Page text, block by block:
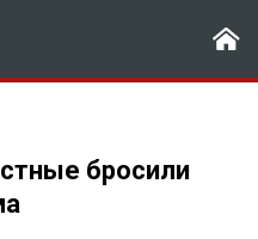
бросили